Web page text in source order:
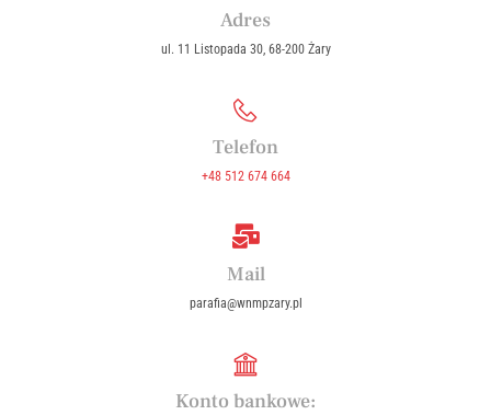
Adres
ul. 11 Listopada 30, 68-200 Żary
Telefon
+48 512 674 664
Mail
parafia@wnmpzary.pl
Konto bankowe: